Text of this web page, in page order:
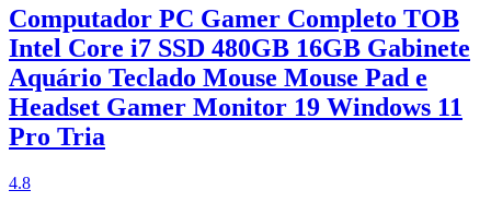
Computador PC Gamer Completo TOB
Intel Core i7 SSD 480GB 16GB Gabinete
Aquário Teclado Mouse Mouse Pad e
Headset Gamer Monitor 19 Windows 11
Pro Tria
4.8